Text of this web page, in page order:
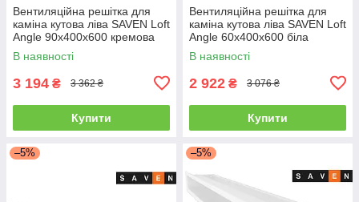
Вентиляційна решітка для
каміна кутова ліва SAVEN Loft
Angle 90х400х600 кремова
В наявності
3 194 ₴ 3 362 ₴
Купити
Вентиляційна решітка для
каміна кутова ліва SAVEN Loft
Angle 60х400х600 біла
В наявності
2 922 ₴ 3 076 ₴
Купити
–5% –5%